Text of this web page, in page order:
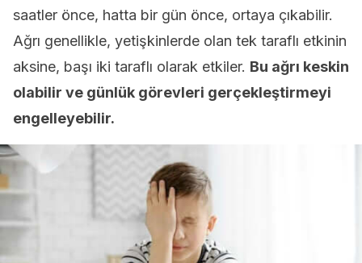
saatler önce, hatta bir gün önce, ortaya çıkabilir.
Ağrı genellikle, yetişkinlerde olan tek taraflı etkinin
aksine, başı iki taraflı olarak etkiler. Bu ağrı keskin
olabilir ve günlük görevleri gerçekleştirmeyi
engelleyebilir.